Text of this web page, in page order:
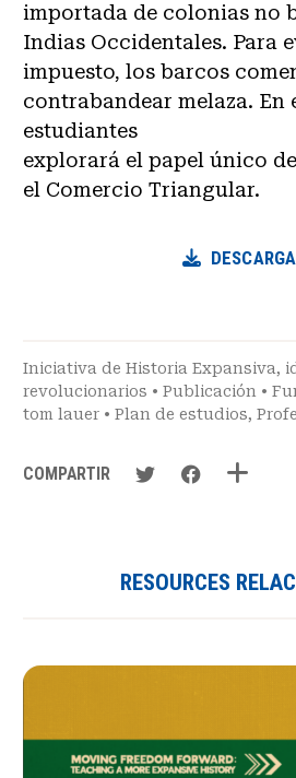
importada de colonias no
Indias Occidentales. Para
impuesto, los barcos
contrabandear melaza. En
estudiantes
explorará el papel único
el Comercio Triangular.
Iniciativa de Historia Expansiva,
revolucionarios • Publicación •
tom lauer • Plan de estudios,
COMPARTIR
RESOURCES